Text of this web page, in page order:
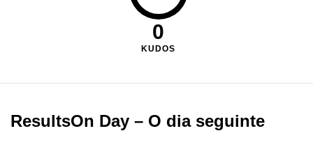
0
KUDOS
ResultsOn Day – O dia seguinte